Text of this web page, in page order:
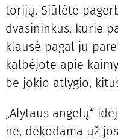
to­ri­jų. Siū­lė­te
dva­si­nin­kus, ku­rie
klau­sė pa­gal jų
kal­bė­jo­te apie
be jo­kio at­ly­gio,
„Aly­taus an­ge­lų“
nė, dė­ko­da­ma už